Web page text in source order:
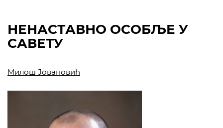
НЕНАСТАВНО ОСОБЉЕ У
САВЕТУ
Милош Јовановић